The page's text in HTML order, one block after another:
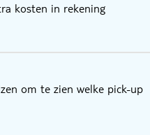
kosten in rekening
om te zien welke pick-up